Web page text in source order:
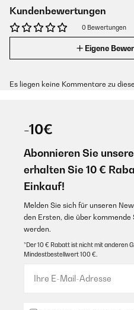
Kundenbewertungen
0 Bewertungen
Eigene
Es liegen keine Kommentare zu
-10€
Abonnieren Sie
erhalten Sie 10 €
Einkauf!
Melden Sie sich für unseren
den Ersten, die über
werden.
*Der 10 € Rabatt ist nicht mit anderen
Mindestbestellwert 100 €.